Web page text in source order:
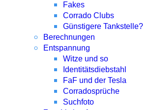
Fakes
Corrado Clubs
Günstigere Tankstelle?
Berechnungen
Entspannung
Witze und so
Identitätsdiebstahl
FaF und der Tesla
Corradosprüche
Suchfoto